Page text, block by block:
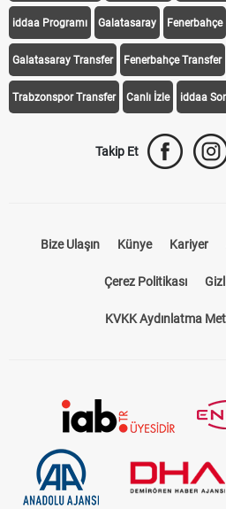
iddaa Programı Galatasaray Fenerbahçe
Galatasaray Transfer Fenerbahçe Transfer
Trabzonspor Transfer Canlı İzle iddaa
Takip Et
Bize Ulaşın Künye Kariyer
Çerez Politikası
KVKK Aydınlatma